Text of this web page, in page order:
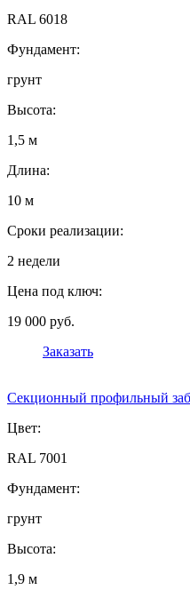
RAL 6018
Фундамент:
грунт
Высота:
1,5 м
Длина:
10 м
Сроки реализации:
2 недели
Цена под ключ:
19 000 руб.
Заказать
Секционный профильный
Цвет:
RAL 7001
Фундамент:
грунт
Высота:
1,9 м